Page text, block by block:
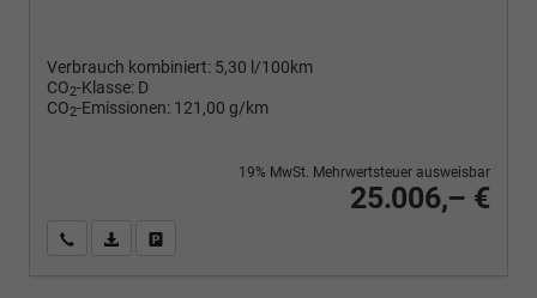
Verbrauch kombiniert: 5,30 l/100km
CO2-Klasse: D
CO2-Emissionen: 121,00 g/km
25.006,– €
19% MwSt. Mehrwertsteuer ausweisbar
Wir rufen Sie anPDF-Fahrzeugexposé drucken